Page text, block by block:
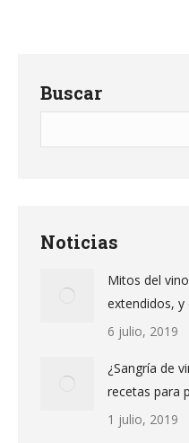
Buscar
Noticias
Mitos del
extendidos,
6 julio, 2019
¿Sangría de
recetas para
1 julio, 2019